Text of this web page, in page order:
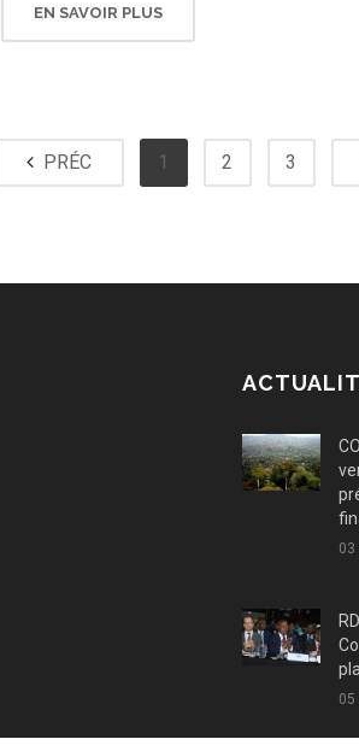
EN SAVOIR PLUS
PRÉC 1 2 3
03
05